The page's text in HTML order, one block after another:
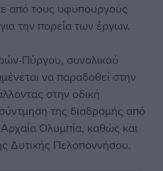
από τους υφυπουργούς
την πορεία των έργων.
Πύργου, συνολικού
να παραδοθεί στην
στην οδική
της διαδρομής από
Ολυμπία, καθώς και
Δυτικής Πελοποννήσου.